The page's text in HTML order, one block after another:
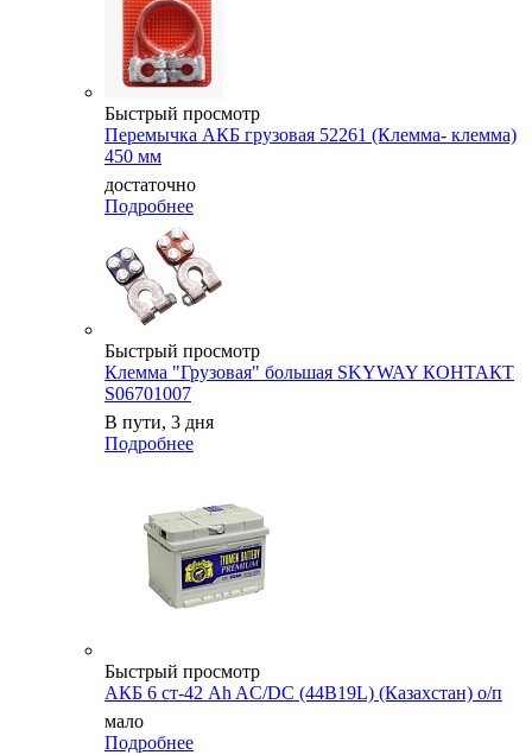
Быстрый просмотр
Перемычка АКБ грузовая 52261 (Клемма- клемма)
450 мм
достаточно
Подробнее
Быстрый просмотр
Клемма "Грузовая" большая SKYWAY КОНТАКТ
S06701007
В пути, 3 дня
Подробнее
Быстрый просмотр
АКБ 6 ст-42 Ah AC/DC (44B19L) (Казахстан) о/п
мало
Подробнее